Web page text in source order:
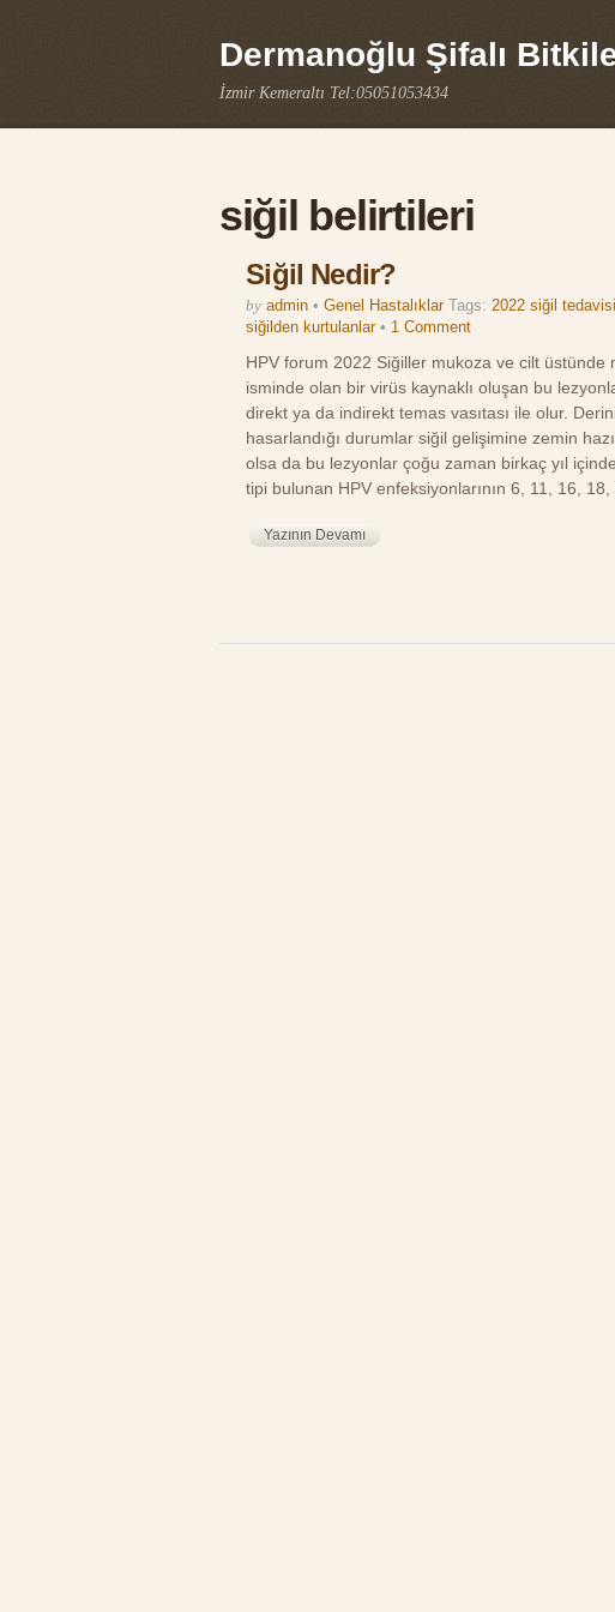
Dermanoğlu Şifalı
İzmir Kemeraltı Tel:05051053434
siğil belirtileri
Siğil Nedir?
by admin • Genel Hastalıklar Tags:2022 siğil tedavisi
siğilden kurtulanlar • 1 Comment
HPV forum 2022 Siğiller mukoza ve cilt
isminde olan bir virüs kaynaklı oluşan bu
direkt ya da indirekt temas vasıtası ile olur.
hasarlandığı durumlar siğil gelişimine zemin
olsa da bu lezyonlar çoğu zaman birkaç yıl
tipi bulunan HPV enfeksiyonlarının 6, 11, 16,
Yazının Devamı